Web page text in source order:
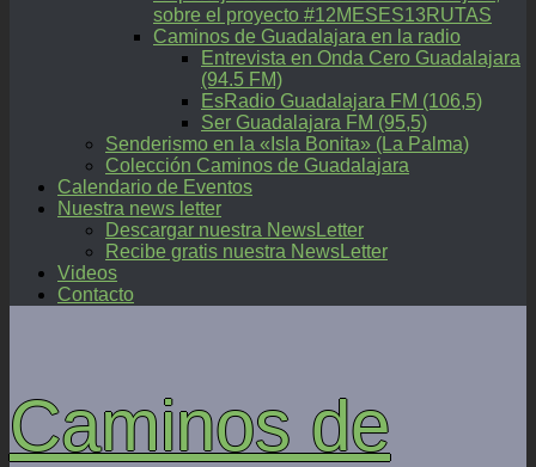
sobre el proyecto #12MESES13RUTAS
Caminos de Guadalajara en la radio
Entrevista en Onda Cero Guadalajara
(94.5 FM)
EsRadio Guadalajara FM (106,5)
Ser Guadalajara FM (95,5)
Senderismo en la «Isla Bonita» (La Palma)
Colección Caminos de Guadalajara
Calendario de Eventos
Nuestra news letter
Descargar nuestra NewsLetter
Recibe gratis nuestra NewsLetter
Videos
Contacto
Caminos de